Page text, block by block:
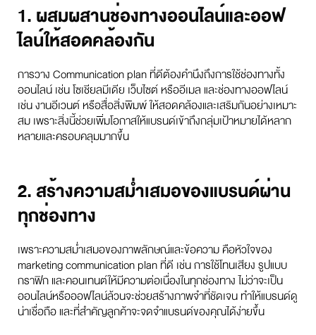
1. ผสมผสานช่องทางออนไลน์และออฟ
ไลน์ให้สอดคล้องกัน
การวาง Communication plan ที่ดีต้องคำนึงถึงการใช้ช่องทางทั้ง
ออนไลน์ เช่น โซเชียลมีเดีย เว็บไซต์ หรืออีเมล และช่องทางออฟไลน์
เช่น งานอีเวนต์ หรือสื่อสิ่งพิมพ์ ให้สอดคล้องและเสริมกันอย่างเหมาะ
สม เพราะสิ่งนี้ช่วยเพิ่มโอกาสให้แบรนด์เข้าถึงกลุ่มเป้าหมายได้หลาก
หลายและครอบคลุมมากขึ้น
2. สร้างความสม่ำเสมอของแบรนด์ผ่าน
ทุกช่องทาง
เพราะความสม่ำเสมอของภาพลักษณ์และข้อความ คือหัวใจของ
marketing communication plan ที่ดี เช่น การใช้โทนเสียง รูปแบบ
กราฟิก และคอนเทนต์ให้มีความต่อเนื่องในทุกช่องทาง ไม่ว่าจะเป็น
ออนไลน์หรือออฟไลน์ล้วนจะช่วยสร้างภาพจำที่ชัดเจน ทำให้แบรนด์ดู
น่าเชื่อถือ และที่สำคัญลูกค้าจะจดจำแบรนด์ของคุณได้ง่ายขึ้น